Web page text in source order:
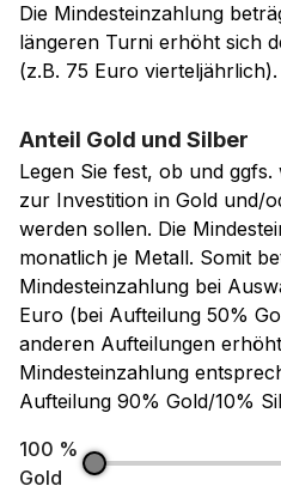
Die Mindesteinzahlung
längeren Turni erhöht sich
(z.B. 75 Euro vierteljährlich).
Anteil Gold und Silber
Legen Sie fest, ob und
zur Investition in Gold und/
werden sollen. Die
monatlich je Metall. Somit
Mindesteinzahlung bei
Euro (bei Aufteilung 50%
anderen Aufteilungen
Mindesteinzahlung
Aufteilung 90% Gold/10%
100 %
Gold